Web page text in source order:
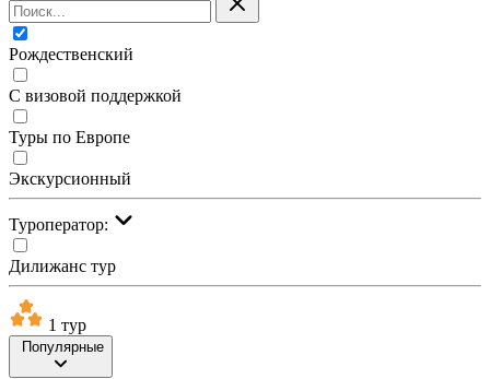
Рождественский
С визовой поддержкой
Туры по Европе
Экскурсионный
Туроператор:
Дилижанс тур
1 тур
Популярные